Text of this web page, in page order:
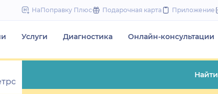
to
НаПоправку Плюс Подарочная карта Приложение
Услуги Диагностика Онлайн-консультации
Найти